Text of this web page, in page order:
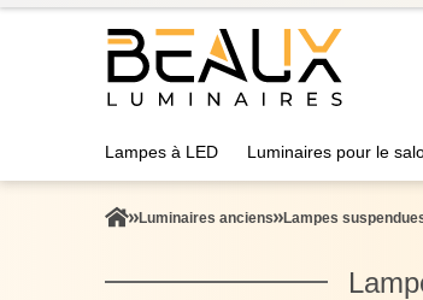
Lampes à LED Luminaires pour le
Luminaires anciens Lampes